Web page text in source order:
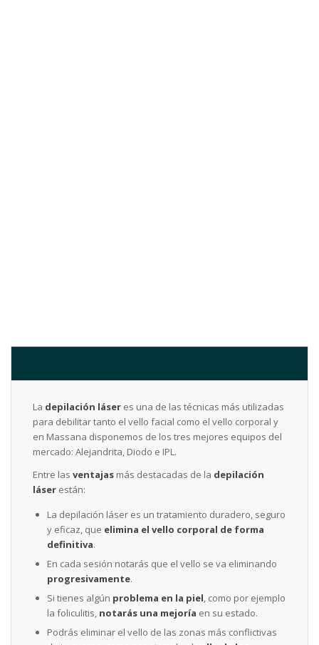
La depilación láser es una de las técnicas más utilizadas
para debilitar tanto el vello facial como el vello corporal y
en Massana disponemos de los tres mejores equipos del
mercado: Alejandrita, Diodo e IPL.
Entre las ventajas más destacadas de la depilación
láser están:
La depilación láser es un tratamiento duradero, seguro
y eficaz, que elimina el vello corporal de forma
definitiva.
En cada sesión notarás que el vello se va eliminando
progresivamente.
Si tienes algún problema en la piel, como por ejemplo
la foliculitis, notarás una mejoría en su estado.
Podrás eliminar el vello de las zonas más conflictivas